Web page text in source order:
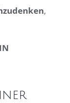
,